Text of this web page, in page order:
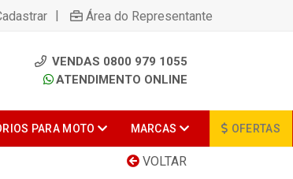
| Área do Representante
VENDAS 0800 979 1055
ATENDIMENTO ONLINE
PARA MOTO MARCAS OFERTAS
VOLTAR